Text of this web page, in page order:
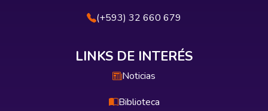
(+593) 32 660 679
LINKS DE INTERÉS
Noticias
Biblioteca